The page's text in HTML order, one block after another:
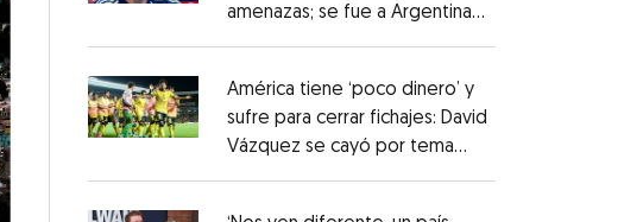
Opens in new windowamenazas; se fue a Argentina
Opens in new window
América tiene ‘poco dinero’ y
sufre para cerrar fichajes: David
Vázquez se cayó por tema